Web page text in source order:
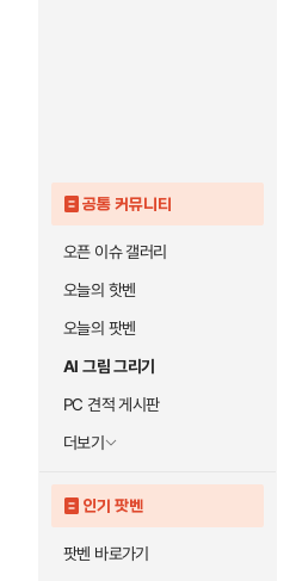
공통 커뮤니티
오픈 이슈 갤러리
오늘의 핫벤
오늘의 팟벤
AI 그림 그리기
PC 견적 게시판
더보기
인기 팟벤
팟벤 바로가기